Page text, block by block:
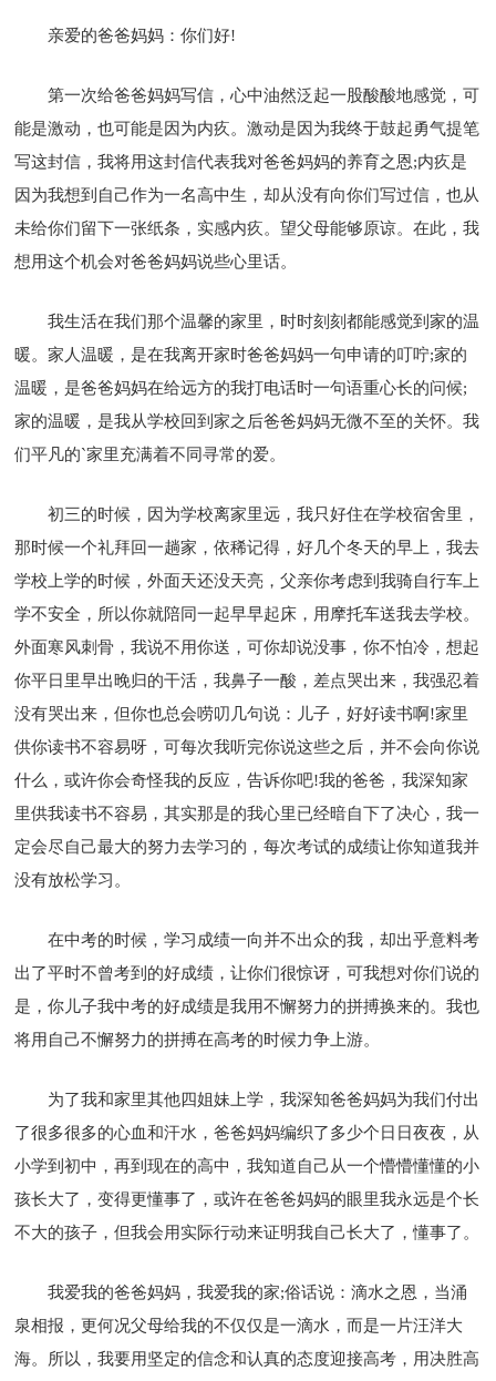
亲爱的爸爸妈妈：你们好!
第一次给爸爸妈妈写信，心中油然泛起一股酸酸地感觉，可
能是激动，也可能是因为内疚。激动是因为我终于鼓起勇气提笔
写这封信，我将用这封信代表我对爸爸妈妈的养育之恩;内疚是
因为我想到自己作为一名高中生，却从没有向你们写过信，也从
未给你们留下一张纸条，实感内疚。望父母能够原谅。在此，我
想用这个机会对爸爸妈妈说些心里话。
我生活在我们那个温馨的家里，时时刻刻都能感觉到家的温
暖。家人温暖，是在我离开家时爸爸妈妈一句申请的叮咛;家的
温暖，是爸爸妈妈在给远方的我打电话时一句语重心长的问候;
家的温暖，是我从学校回到家之后爸爸妈妈无微不至的关怀。我
们平凡的`家里充满着不同寻常的爱。
初三的时候，因为学校离家里远，我只好住在学校宿舍里，
那时候一个礼拜回一趟家，依稀记得，好几个冬天的早上，我去
学校上学的时候，外面天还没天亮，父亲你考虑到我骑自行车上
学不安全，所以你就陪同一起早早起床，用摩托车送我去学校。
外面寒风刺骨，我说不用你送，可你却说没事，你不怕冷，想起
你平日里早出晚归的干活，我鼻子一酸，差点哭出来，我强忍着
没有哭出来，但你也总会唠叨几句说：儿子，好好读书啊!家里
供你读书不容易呀，可每次我听完你说这些之后，并不会向你说
什么，或许你会奇怪我的反应，告诉你吧!我的爸爸，我深知家
里供我读书不容易，其实那是的我心里已经暗自下了决心，我一
定会尽自己最大的努力去学习的，每次考试的成绩让你知道我并
没有放松学习。
在中考的时候，学习成绩一向并不出众的我，却出乎意料考
出了平时不曾考到的好成绩，让你们很惊讶，可我想对你们说的
是，你儿子我中考的好成绩是我用不懈努力的拼搏换来的。我也
将用自己不懈努力的拼搏在高考的时候力争上游。
为了我和家里其他四姐妹上学，我深知爸爸妈妈为我们付出
了很多很多的心血和汗水，爸爸妈妈编织了多少个日日夜夜，从
小学到初中，再到现在的高中，我知道自己从一个懵懵懂懂的小
孩长大了，变得更懂事了，或许在爸爸妈妈的眼里我永远是个长
不大的孩子，但我会用实际行动来证明我自己长大了，懂事了。
我爱我的爸爸妈妈，我爱我的家;俗话说：滴水之恩，当涌
泉相报，更何况父母给我的不仅仅是一滴水，而是一片汪洋大
海。所以，我要用坚定的信念和认真的态度迎接高考，用决胜高